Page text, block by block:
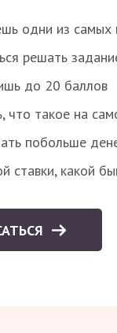
одни из
решать
до 20 баллов
что такое на
побольше
ставки, какой